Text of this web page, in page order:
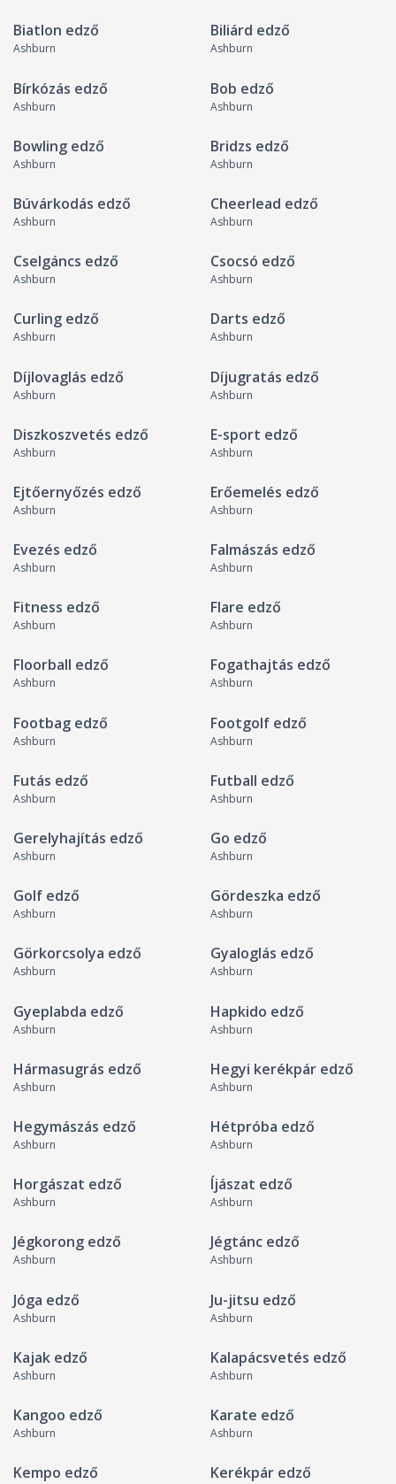
Biatlon edző
Ashburn
Biliárd edző
Ashburn
Bírkózás edző
Ashburn
Bob edző
Ashburn
Bowling edző
Ashburn
Bridzs edző
Ashburn
Búvárkodás edző
Ashburn
Cheerlead edző
Ashburn
Cselgáncs edző
Ashburn
Csocsó edző
Ashburn
Curling edző
Ashburn
Darts edző
Ashburn
Díjlovaglás edző
Ashburn
Díjugratás edző
Ashburn
Diszkoszvetés edző
Ashburn
E-sport edző
Ashburn
Ejtőernyőzés edző
Ashburn
Erőemelés edző
Ashburn
Evezés edző
Ashburn
Falmászás edző
Ashburn
Fitness edző
Ashburn
Flare edző
Ashburn
Floorball edző
Ashburn
Fogathajtás edző
Ashburn
Footbag edző
Ashburn
Footgolf edző
Ashburn
Futás edző
Ashburn
Futball edző
Ashburn
Gerelyhajítás edző
Ashburn
Go edző
Ashburn
Golf edző
Ashburn
Gördeszka edző
Ashburn
Görkorcsolya edző
Ashburn
Gyaloglás edző
Ashburn
Gyeplabda edző
Ashburn
Hapkido edző
Ashburn
Hármasugrás edző
Ashburn
Hegyi kerékpár edző
Ashburn
Hegymászás edző
Ashburn
Hétpróba edző
Ashburn
Horgászat edző
Ashburn
Íjászat edző
Ashburn
Jégkorong edző
Ashburn
Jégtánc edző
Ashburn
Jóga edző
Ashburn
Ju-jitsu edző
Ashburn
Kajak edző
Ashburn
Kalapácsvetés edző
Ashburn
Kangoo edző
Ashburn
Karate edző
Ashburn
Kempo edző Kerékpár edző